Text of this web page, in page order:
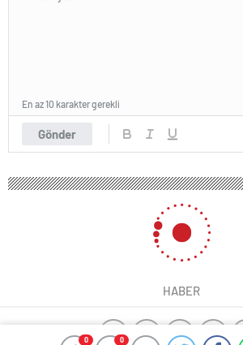
0 0
Gönder
En az 10 karakter gerekli
HABER